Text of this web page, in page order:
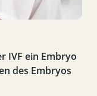
IVF ein Embryo
des Embryos